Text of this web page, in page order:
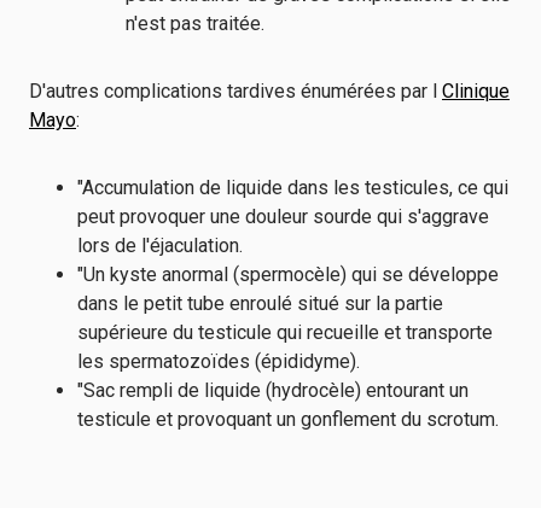
n'est pas traitée.
D'autres complications tardives énumérées par l Clinique
Mayo:
"Accumulation de liquide dans les testicules, ce qui
peut provoquer une douleur sourde qui s'aggrave
lors de l'éjaculation.
"Un kyste anormal (spermocèle) qui se développe
dans le petit tube enroulé situé sur la partie
supérieure du testicule qui recueille et transporte
les spermatozoïdes (épididyme).
"Sac rempli de liquide (hydrocèle) entourant un
testicule et provoquant un gonflement du scrotum.